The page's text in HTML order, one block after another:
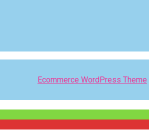
Ecommerce WordPress Theme